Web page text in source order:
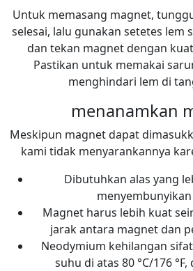
Untuk memasang magnet,
selesai, lalu gunakan setetes lem
dan tekan magnet dengan
Pastikan untuk memakai
menghindari lem di
menanamkan
Meskipun magnet dapat
kami tidak menyarankannya
Dibutuhkan alas yang
Magnet harus lebih kuat
jarak antara magnet dan
Neodymium kehilangan
suhu di atas 80 °C/176